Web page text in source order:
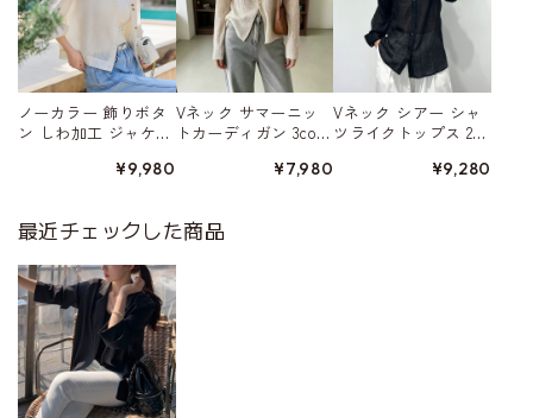
ノーカラー 飾りボタ
ン しわ加工 ジャケッ
¥9,980
Vネック サマーニッ
トカーディガン 3colo
¥7,980
Vネック シアー シャ
ツライクトップス 2co
¥9,280
最近チェックした商品